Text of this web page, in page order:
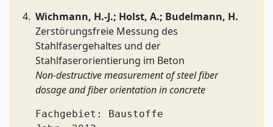
Wichmann, H.-J.; Holst, A.; Budelmann, H.
Zerstörungsfreie Messung des
Stahlfasergehaltes und der
Stahlfaserorientierung im Beton
Non-destructive measurement of steel fiber
dosage and fiber orientation in concrete
Fachgebiet: Baustoffe